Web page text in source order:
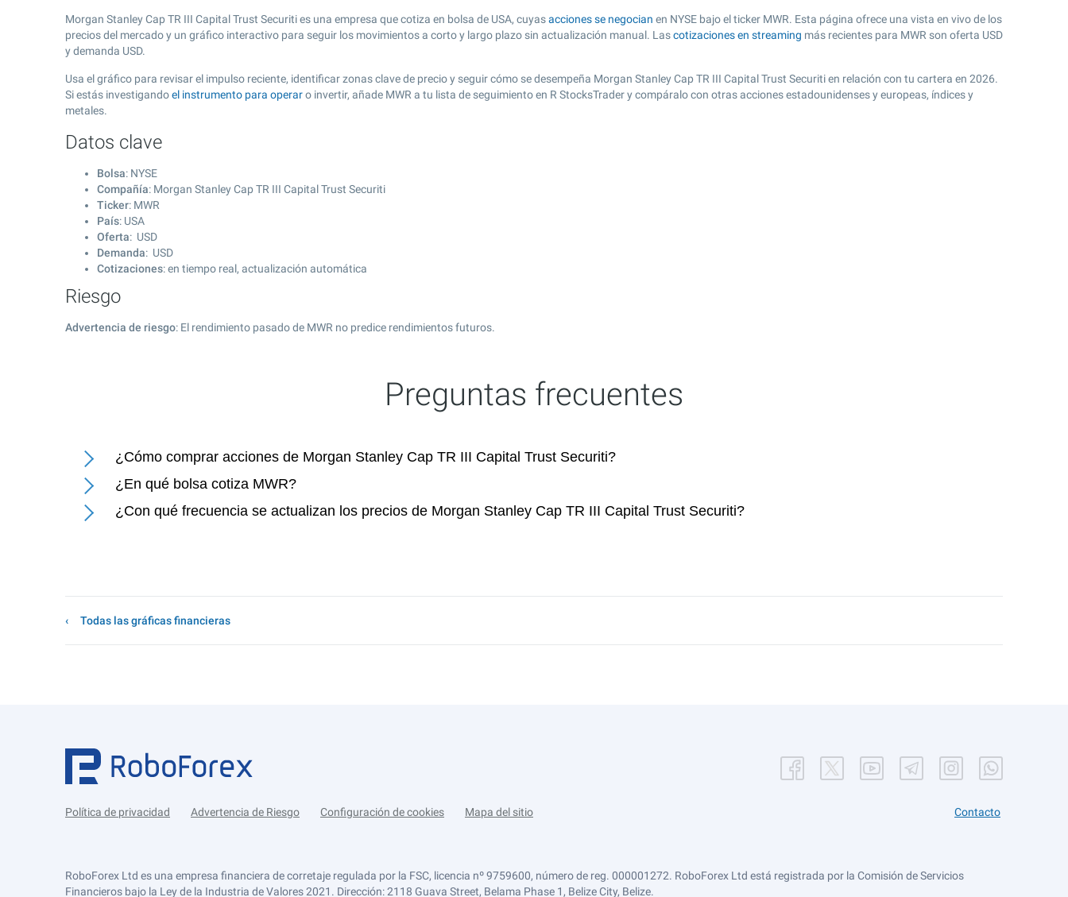
Morgan Stanley Cap TR III Capital Trust Securiti es una empresa que cotiza en bolsa de USA, cuyasacciones se negocian en NYSE bajo el ticker MWR. Esta página ofrece una vista en vivo de los
precios del mercado y un gráfico interactivo para seguir los movimientos a corto y largo plazo sin actualización manual. Lascotizaciones en streaming más recientes para MWR son oferta USD
y demanda USD.
Usa el gráfico para revisar el impulso reciente, identificar zonas clave de precio y seguir cómo se desempeña Morgan Stanley Cap TR III Capital Trust Securiti en relación con tu cartera en 2026.
Si estás investigandoel instrumento para operaro invertir, añade MWR a tu lista de seguimiento en R StocksTrader y compáralo con otras acciones estadounidenses y europeas, índices y
metales.
Datos clave
Bolsa: NYSE
Compañía: Morgan Stanley Cap TR III Capital Trust Securiti
Ticker: MWR
País: USA
Oferta: USD
Demanda: USD
Cotizaciones: en tiempo real, actualización automática
Riesgo
Advertencia de riesgo: El rendimiento pasado de MWR no predice rendimientos futuros.
Preguntas frecuentes
¿Cómo comprar acciones de Morgan Stanley Cap TR III Capital Trust Securiti?
¿En qué bolsa cotiza MWR?
¿Con qué frecuencia se actualizan los precios de Morgan Stanley Cap TR III Capital Trust Securiti?
Todas las gráficas financieras
Política de privacidad Advertencia de Riesgo Configuración de cookies Mapa del sitio Contacto
RoboForex Ltd es una empresa financiera de corretaje regulada por la FSC, licencia nº 9759600, número de reg. 000001272. RoboForex Ltd está registrada por la Comisión de Servicios
Financieros bajo la Ley de la Industria de Valores 2021. Dirección: 2118 Guava Street, Belama Phase 1, Belize City, Belize.